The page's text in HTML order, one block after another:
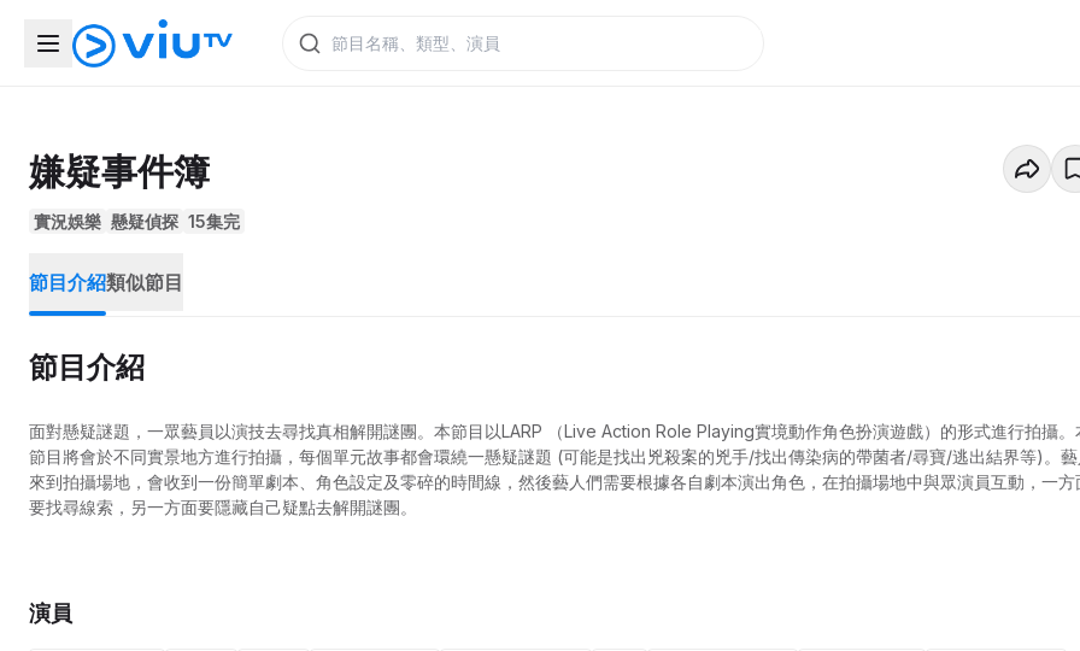
嫌疑事件簿
實況娛樂 懸疑偵探 15集完
節目介紹類似節目
節目介紹
面對懸疑謎題，一眾藝員以演技去尋找真相解開謎團。本節目以LARP （Live Action Role Playing實境動作角色扮演遊戲）的形式進行拍攝。
節目將會於不同實景地方進行拍攝，每個單元故事都會環繞一懸疑謎題 (可能是找出兇殺案的兇手/找出傳染病的帶菌者/尋寶/逃出結界等)。藝
來到拍攝場地，會收到一份簡單劇本、角色設定及零碎的時間線，然後藝人們需要根據各自劇本演出角色，在拍攝場地中與眾演員互動，一方
要找尋線索，另一方面要隱藏自己疑點去解開謎團。
演員